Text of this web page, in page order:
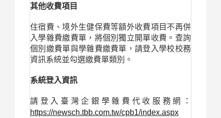
其他收費項目
住宿費、境外生健保費等額外收費項目不再併
入學雜費繳費單，將個別獨立開單收費。查詢
個別繳費單與學雜費繳費單，請登入學校校務
資訊系統並勾選繳費單類別。
系統登入資訊
請登入臺灣企銀學雜費代收服務網：
https://newsch.tbb.com.tw/cpb1/index.aspx